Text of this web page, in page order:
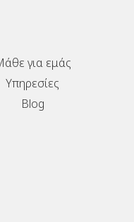
για εμάς
Υπηρεσίες
Blog